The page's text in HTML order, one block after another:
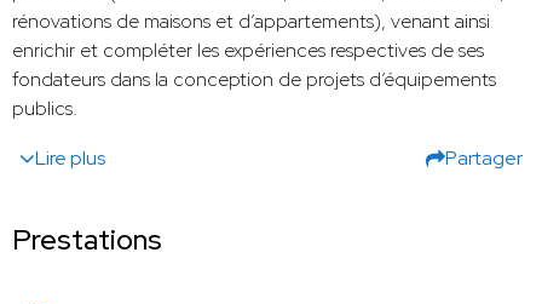
rénovations de maisons et d’appartements), venant ainsi
enrichir et compléter les expériences respectives de ses
fondateurs dans la conception de projets d’équipements
publics.
Lire plus
Partager
Prestations